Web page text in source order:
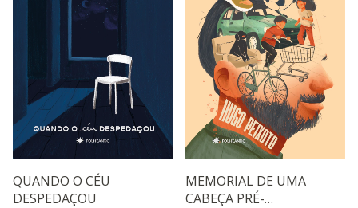
QUANDO O CÉU
DESPEDAÇOU
MEMORIAL DE UMA
CABEÇA PRÉ-